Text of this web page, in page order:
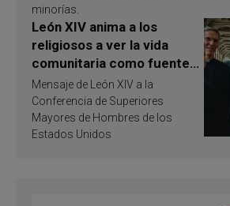
minorías.
León XIV anima a los
religiosos a ver la vida
comunitaria como fuente
de inspiración y
santificación
Mensaje de León XIV a la
Conferencia de Superiores
Mayores de Hombres de los
Estados Unidos